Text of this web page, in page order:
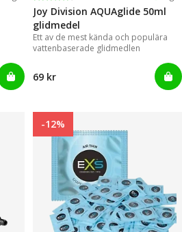
Joy Division AQUAglide 50ml
glidmedel
Ett av de mest kända och populära
vattenbaserade glidmedlen
69 kr
-12%